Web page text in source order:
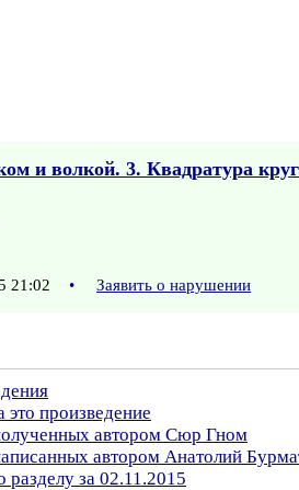
и волкой. 3. Квадратура
21:02 • Заявить о нарушении
это произведение
автором Сюр Гном
автором Анатолий
разделу за 02.11.2015